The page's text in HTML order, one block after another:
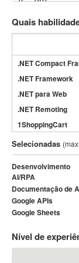
Quais
.NET Compact
.NET Framework
.NET para Web
.NET Remoting
1ShoppingCart
3DS Max
3GSM
4D Dimension
802.11
A&P
A-GPS
A2Billing
AAUS Scientific
Selecionadas
Desenvolvimento
AI/RPA
Documentação de
Google APIs
Google Sheets
Nível de